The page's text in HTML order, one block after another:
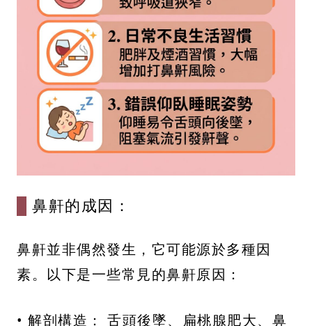
鼻鼾的成因：
鼻鼾並非偶然發生，它可能源於多種因
素。以下是一些常見的鼻鼾原因：
• 解剖構造： 舌頭後墜、扁桃腺肥大、鼻